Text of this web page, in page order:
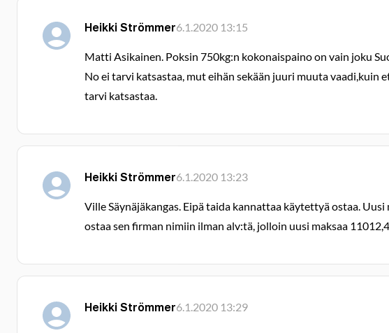
Heikki Strömmer6.1.2020 13:15
Matti Asikainen. Poksin 750kg:n kokonaispaino on vain joku
No ei tarvi katsastaa, mut eihän sekään juuri muuta
tarvi katsastaa.
Heikki Strömmer6.1.2020 13:23
Ville Säynäjäkangas. Eipä taida kannattaa käytettyä ostaa.
ostaa sen firman nimiin ilman alv:tä, jolloin uusi maksaa
Heikki Strömmer6.1.2020 13:29